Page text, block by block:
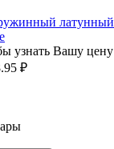
узнать Вашу цену
₽